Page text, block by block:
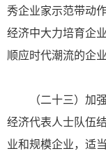
秀企业家示范带动
经济中大力培育企
顺应时代潮流的企
（二十三）加
经济代表人士队伍
业和规模企业，适